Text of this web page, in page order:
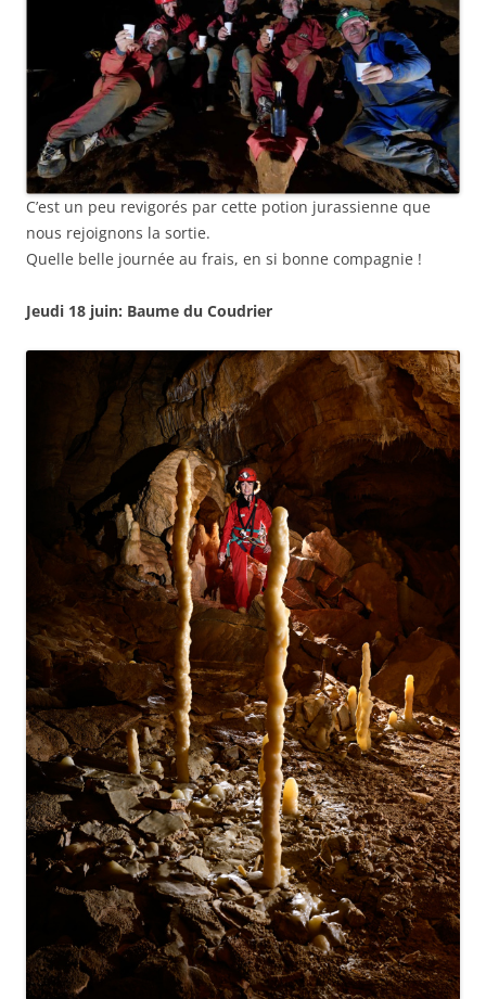
C’est un peu revigorés par cette potion jurassienne que
nous rejoignons la sortie.
Quelle belle journée au frais, en si bonne compagnie !
Jeudi 18 juin: Baume du Coudrier